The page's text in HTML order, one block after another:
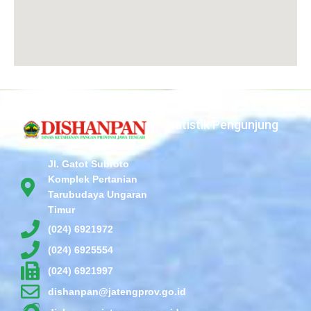
Jl. Gatot Subroto
Komplek Pertanian
Tarubudaya Ungaran
Timur
(024) 6921972
(024) 6925554
(024) 6921997
dishanpan@jatengprov.go.id
Statistik Pengunjung